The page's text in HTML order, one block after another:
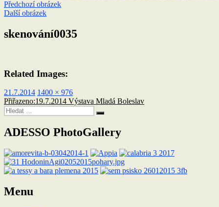
Předchozí obrázek
Další obrázek
skenování0035
Related Images:
Publikováno:
21.7.2014 Původní
velikost:
1400 × 976
Navigace
pro
příspěvek
Přiřazeno:19.7.2014 Výstava Mladá Boleslav
Hledat:
Hledání
ADESSO PhotoGallery
Menu